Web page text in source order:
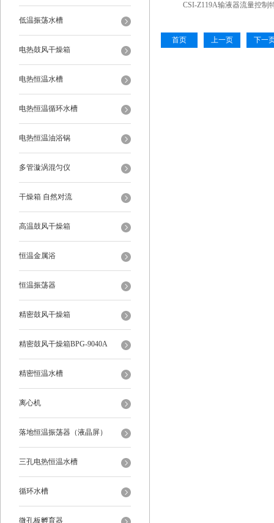
低温振荡水槽
电热鼓风干燥箱
电热恒温水槽
电热恒温循环水槽
电热恒温油浴锅
多管漩涡混匀仪
干燥箱 自然对流
高温鼓风干燥箱
恒温金属浴
恒温振荡器
精密鼓风干燥箱
精密鼓风干燥箱BPG-9040A
精密恒温水槽
离心机
落地恒温振荡器（液晶屏）
三孔电热恒温水槽
循环水槽
微孔板孵育器
CSI-Z119A输液器流量控制
首页
上一页 下一